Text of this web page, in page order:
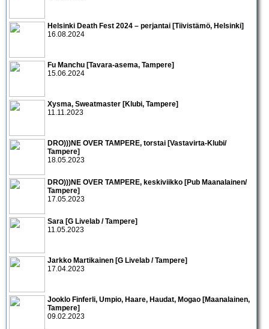
Helsinki Death Fest 2024 – perjantai [Tiivistämö, Helsinki]
16.08.2024
Fu Manchu [Tavara-asema, Tampere]
15.06.2024
Xysma, Sweatmaster [Klubi, Tampere]
11.11.2023
DRO)))NE OVER TAMPERE, torstai [Vastavirta-Klubi/
Tampere]
18.05.2023
DRO)))NE OVER TAMPERE, keskiviikko [Pub Maanalainen/
Tampere]
17.05.2023
Sara [G Livelab / Tampere]
11.05.2023
Jarkko Martikainen [G Livelab / Tampere]
17.04.2023
Jooklo Finferli, Umpio, Haare, Haudat, Mogao [Maanalainen,
Tampere]
09.02.2023